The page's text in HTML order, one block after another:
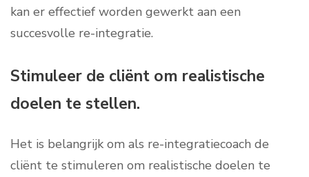
kan er effectief worden gewerkt aan een
succesvolle re-integratie.
Stimuleer de cliënt om realistische
doelen te stellen.
Het is belangrijk om als re-integratiecoach de
cliënt te stimuleren om realistische doelen te